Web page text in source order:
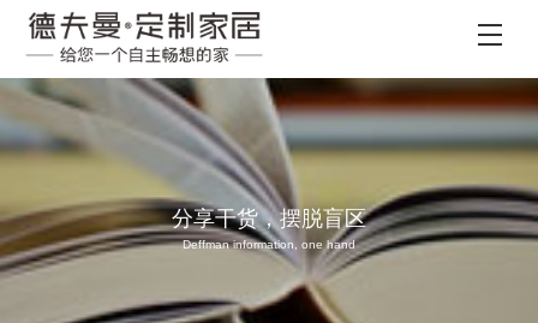
分享干货，摆脱盲区
Deffman information, one hand